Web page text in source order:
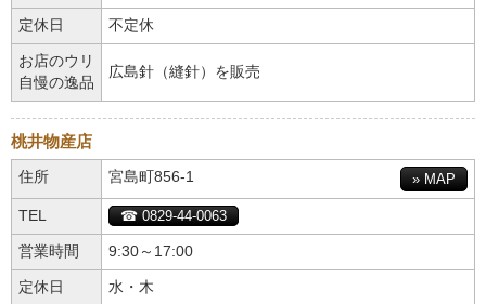
定休日 不定休
お店のウリ
自慢の逸品
広島針（縫針）を販売
桃井物産店
住所 » MAP
宮島町856-1
TEL ☎ 0829-44-0063
営業時間 9:30～17:00
定休日 水・木